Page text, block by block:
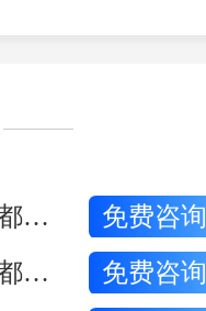
普通合伙企业和有限合伙企业，区别都有哪些?
免费咨询
关于小规模免征增值税，这些问题你都清楚吗?
免费咨询